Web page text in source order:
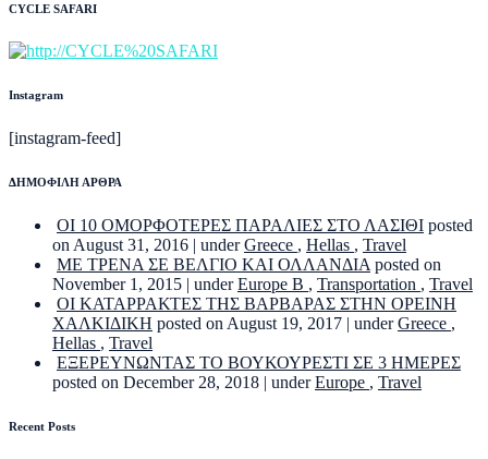
CYCLE SAFARI
Instagram
[instagram-feed]
ΔΗΜΟΦΙΛΗ ΑΡΘΡΑ
ΟΙ 10 ΟΜΟΡΦΟΤΕΡΕΣ ΠΑΡΑΛΙΕΣ ΣΤΟ ΛΑΣΙΘΙ posted
on August 31, 2016 | underGreece , Hellas , Travel
ΜΕ ΤΡΕΝΑ ΣΕ ΒΕΛΓΙΟ ΚΑΙ ΟΛΛΑΝΔΙΑ posted on
November 1, 2015 | underEurope B , Transportation , Travel
ΟΙ ΚΑΤΑΡΡΑΚΤΕΣ ΤΗΣ ΒΑΡΒΑΡΑΣ ΣΤΗΝ ΟΡΕΙΝΗ
ΧΑΛΚΙΔΙΚΗ posted on August 19, 2017 | underGreece ,
Hellas , Travel
ΕΞΕΡΕΥΝΩΝΤΑΣ ΤΟ ΒΟΥΚΟΥΡΕΣΤΙ ΣΕ 3 ΗΜΕΡΕΣ
posted on December 28, 2018 | underEurope , Travel
Recent Posts